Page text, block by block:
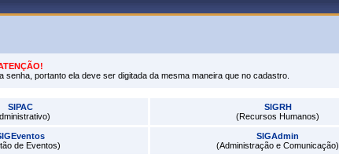
portanto ela deve ser digitada da mesma maneira que no cadastro.
SIPAC
SIGRH
(Recursos Humanos)
de Eventos)
SIGAdmin
(Administração e Comunicação)